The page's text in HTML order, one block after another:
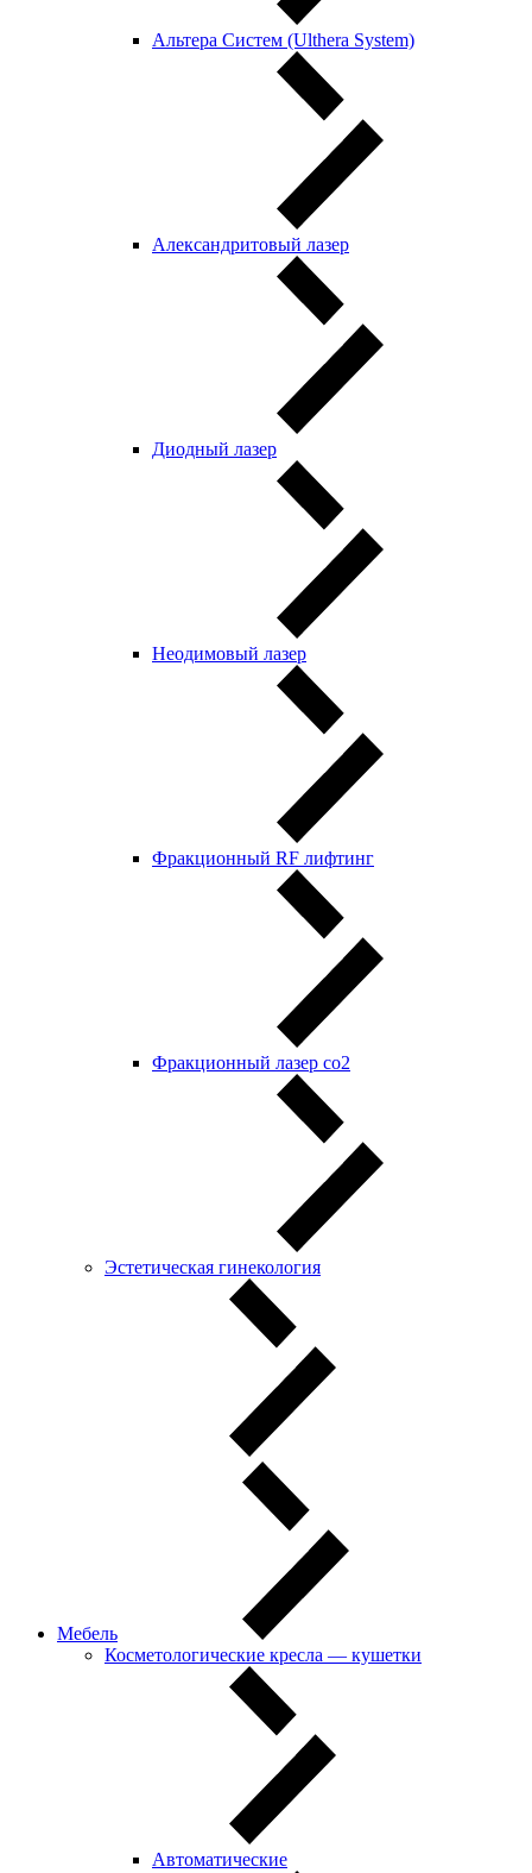
Альтера Систем (Ulthera System)
Александритовый лазер
Диодный лазер
Неодимовый лазер
Фракционный RF лифтинг
Фракционный лазер со2
Эстетическая гинекология
Мебель
Косметологические кресла — кушетки
Автоматические